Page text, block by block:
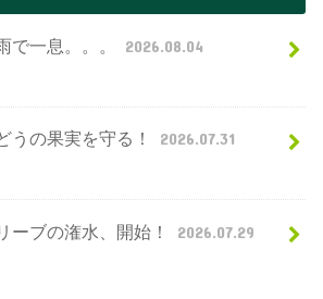
で一息。。。 2026.08.04
うの果実を守る！ 2026.07.31
ーブの潅水、開始！ 2026.07.29